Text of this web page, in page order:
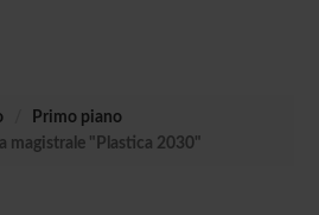
Primo piano
magistrale "Plastica 2030"